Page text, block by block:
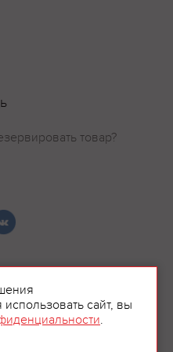
товар?
сайт, вы
.